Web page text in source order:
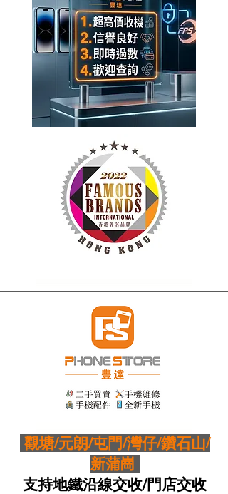
觀塘/元朗/屯門/灣仔/鑽石山/
新蒲崗
支持地鐵沿線交收/門店交收